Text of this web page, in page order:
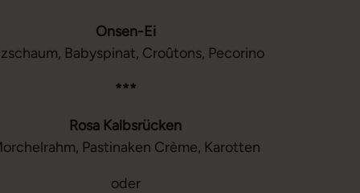
Onsen-Ei
Babyspinat, Croûtons, Pecorino
***
Rosa Kalbsrücken
Pastinaken Crème, Karotten
oder